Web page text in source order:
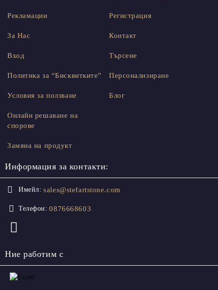
Рекламации
За Нас
Вход
Регистрация
Контакт
Търсене
Политика за “Бисквитките”
Условия за ползване
Онлайн решаване на
спорове
Замяна на продукт
Персонализиране
Блог
Информация за контакти:
Имейл: sales@stefartstone.com
Телефон: 0876668603
Ние работим с